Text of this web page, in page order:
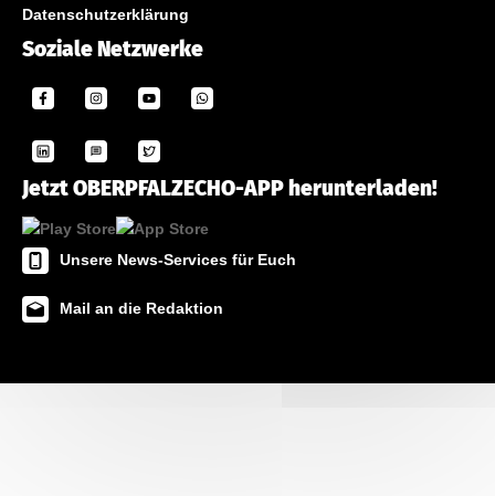
Datenschutzerklärung
Soziale Netzwerke
Jetzt OBERPFALZECHO-APP herunterladen!
Unsere News-Services für Euch
Mail an die Redaktion